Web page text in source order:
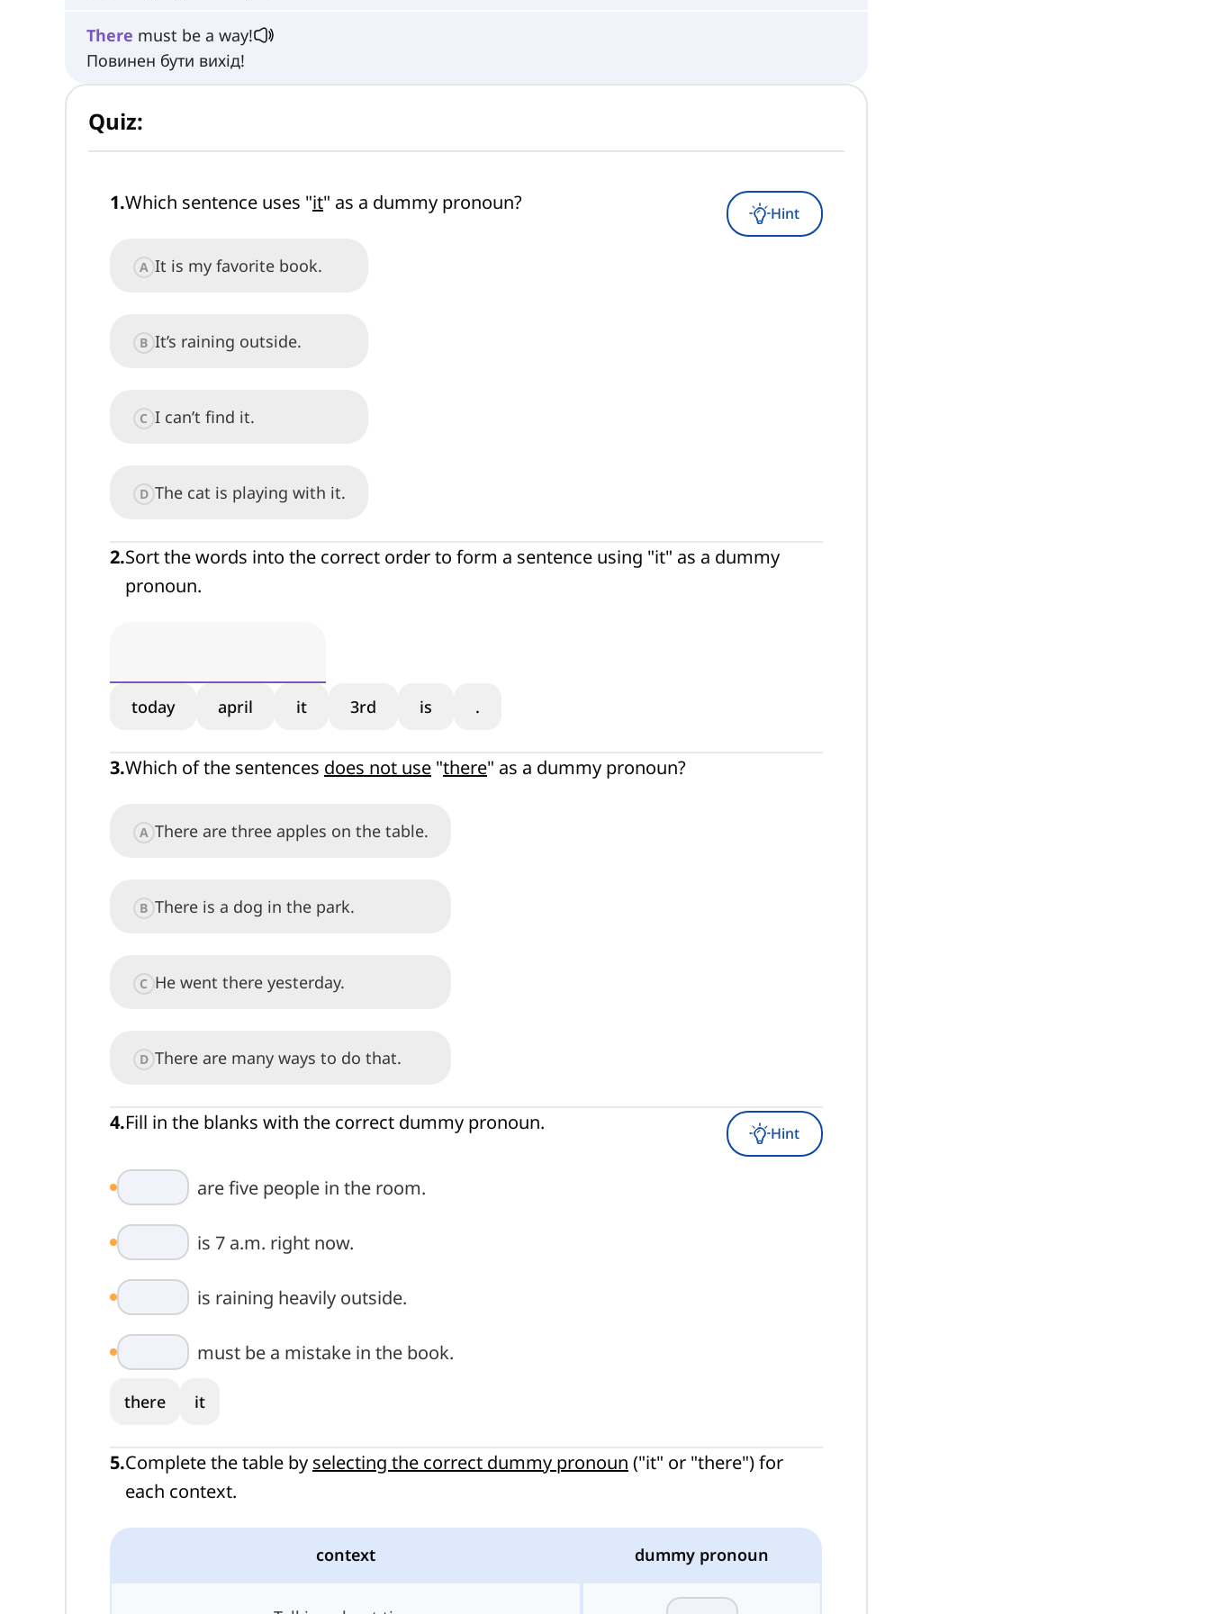
There must be a way!
Повинен бути вихід!
Quiz:
1.Which sentence uses "it" as a dummy pronoun? Hint
A It is my favorite book.
B It’s raining outside.
C I can’t find it.
D The cat is playing with it.
2.Sort the words into the correct order to form a sentence using "it" as a dummy
pronoun.
today april it 3rd is .
3.Which of the sentences does not use "there" as a dummy pronoun?
A There are three apples on the table.
B There is a dog in the park.
C He went there yesterday.
D There are many ways to do that.
4.Fill in the blanks with the correct dummy pronoun. Hint
are five people in the room.
is 7 a.m. right now.
is raining heavily outside.
must be a mistake in the book.
there it
5.Complete the table by selecting the correct dummy pronoun ("it" or "there") for
each context.
context dummy pronoun